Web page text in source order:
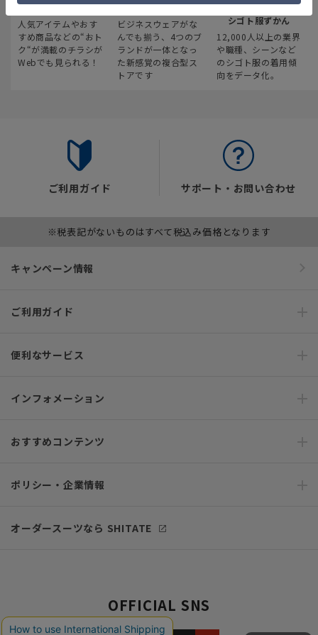
最新のお買い得情報
人気アイテムやおす
すめ商品などの“おト
ク“が満載のチラシが
Webでも見られる！
スーツスクエア
ビジネスウェアがな
んでも揃う、4つのブ
ランドが一体となっ
た新感覚の複合型ス
トアです
みんなの
シゴト服ずかん
12,000人以上の業界
や職種、シーンなど
のシゴト服の着用傾
向をデータ化。
ご利用ガイド サポート・お問い合わせ
※税表記がないものはすべて税込み価格となります
キャンペーン情報
ご利用ガイド
便利なサービス
インフォメーション
おすすめコンテンツ
ポリシー・企業情報
オーダースーツなら SHITATE
OFFICIAL SNS